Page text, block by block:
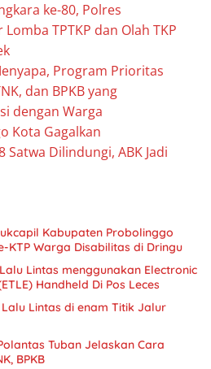
ke-80, Polres
TPTKP dan Olah TKP
Program Prioritas
dan BPKB yang
dengan Warga
Kota Gagalkan
Satwa Dilindungi, ABK Jadi
Kabupaten Probolinggo
KTP Warga Disabilitas di Dringu
Lintas menggunakan Electronic
Handheld Di Pos Leces
Lintas di enam Titik Jalur
Tuban Jelaskan Cara
BPKB